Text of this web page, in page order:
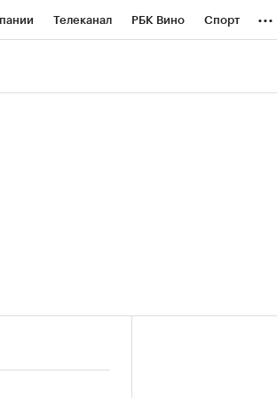
Телеканал РБК Вино Спорт ...